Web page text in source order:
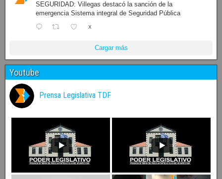
SEGURIDAD: Villegas destacó la sanción de la
emergencia Sistema integral de Seguridad Pública
X
Cargar más
Youtube
Prensa Legislativa TDF